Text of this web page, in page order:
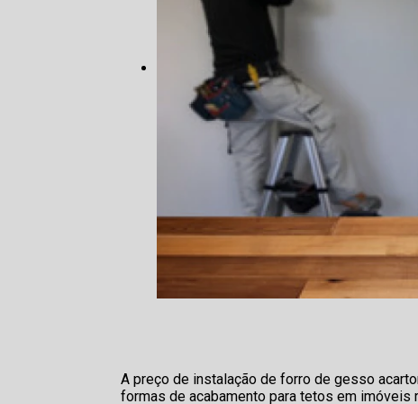
A preço de instalação de forro de gesso
formas de acabamento para tetos em